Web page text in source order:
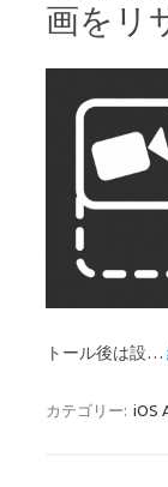
画をリ
トール後は設…
カテゴリー: iOS